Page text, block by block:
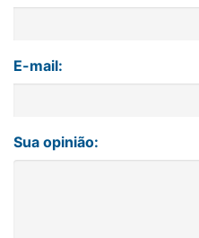
E-mail:
Sua opinião: